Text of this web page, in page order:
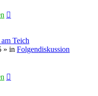
Teich
» in Folgendiskussion